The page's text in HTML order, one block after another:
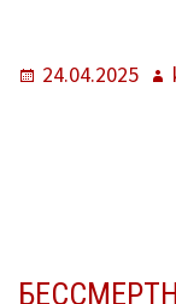
Контакты
Опубликовано
24.04.2025